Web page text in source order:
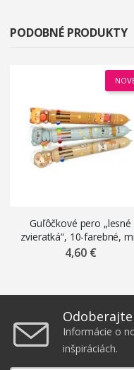
PODOBNÉ PRODUKTY
Guľôčkové pero „lesné
zvieratká“, 10-farebné,
motívov
4,60 €
Informácie o
inšpiráciách.